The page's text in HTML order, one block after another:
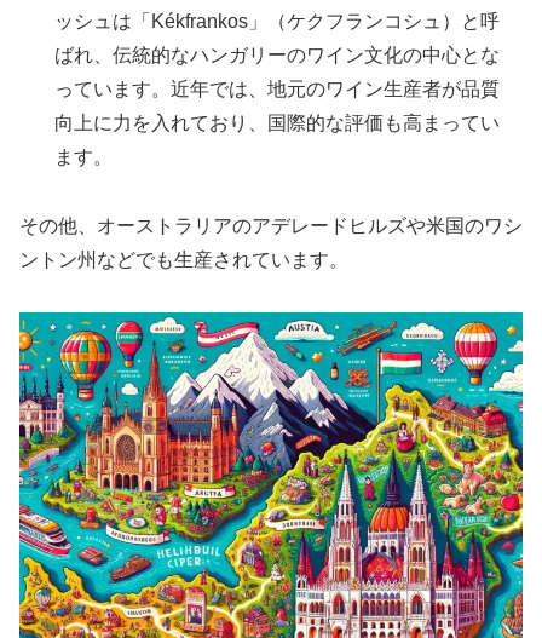
ッシュは「Kékfrankos」（ケクフランコシュ）と呼
ばれ、伝統的なハンガリーのワイン文化の中心とな
っています。近年では、地元のワイン生産者が品質
向上に力を入れており、国際的な評価も高まってい
ます。
その他、オーストラリアのアデレードヒルズや米国のワシ
ントン州などでも生産されています。